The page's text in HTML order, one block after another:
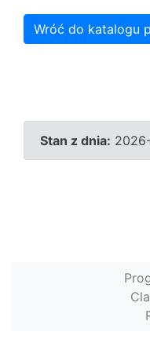
Wróć do katalogu
Stan z dnia: